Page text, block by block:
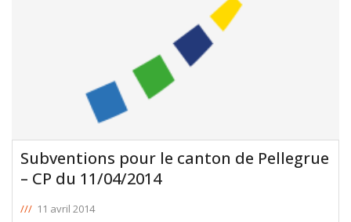
Subventions pour le canton de Pellegrue
– CP du 11/04/2014
/// 11 avril 2014